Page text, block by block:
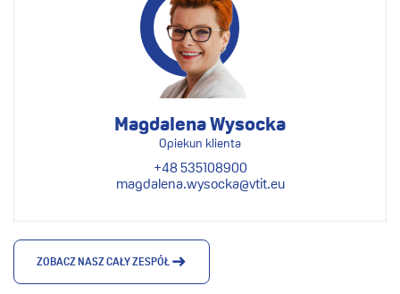
Magdalena Wysocka
Opiekun klienta
+48 535108900
magdalena.wysocka@vtit.eu
ZOBACZ NASZ CAŁY ZESPÓŁ